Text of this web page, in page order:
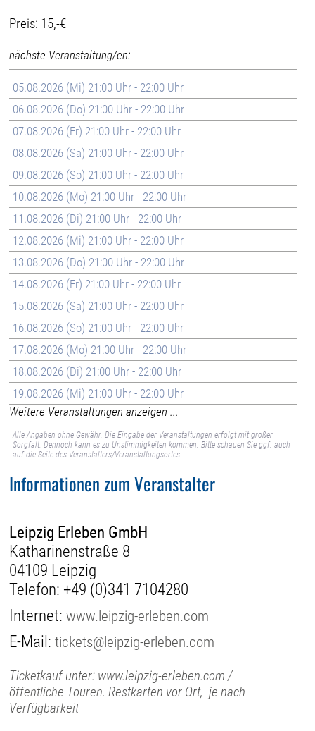
Preis: 15,-€
nächste Veranstaltung/en:
05.08.2026 (Mi) 21:00 Uhr - 22:00 Uhr
06.08.2026 (Do) 21:00 Uhr - 22:00 Uhr
07.08.2026 (Fr) 21:00 Uhr - 22:00 Uhr
08.08.2026 (Sa) 21:00 Uhr - 22:00 Uhr
09.08.2026 (So) 21:00 Uhr - 22:00 Uhr
10.08.2026 (Mo) 21:00 Uhr - 22:00 Uhr
11.08.2026 (Di) 21:00 Uhr - 22:00 Uhr
12.08.2026 (Mi) 21:00 Uhr - 22:00 Uhr
13.08.2026 (Do) 21:00 Uhr - 22:00 Uhr
14.08.2026 (Fr) 21:00 Uhr - 22:00 Uhr
15.08.2026 (Sa) 21:00 Uhr - 22:00 Uhr
16.08.2026 (So) 21:00 Uhr - 22:00 Uhr
17.08.2026 (Mo) 21:00 Uhr - 22:00 Uhr
18.08.2026 (Di) 21:00 Uhr - 22:00 Uhr
19.08.2026 (Mi) 21:00 Uhr - 22:00 Uhr
Weitere Veranstaltungen anzeigen ...
Alle Angaben ohne Gewähr. Die Eingabe der Veranstaltungen erfolgt mit großer
Sorgfalt. Dennoch kann es zu Unstimmigkeiten kommen. Bitte schauen Sie ggf. auch
auf die Seite des Veranstalters/Veranstaltungsortes.
Informationen zum Veranstalter
Leipzig Erleben GmbH
Katharinenstraße 8
04109 Leipzig
Telefon: +49 (0)341 7104280
Internet:www.leipzig-erleben.com
E-Mail:tickets@leipzig-erleben.com
Ticketkauf unter: www.leipzig-erleben.com /
öffentliche Touren. Restkarten vor Ort, je nach
Verfügbarkeit